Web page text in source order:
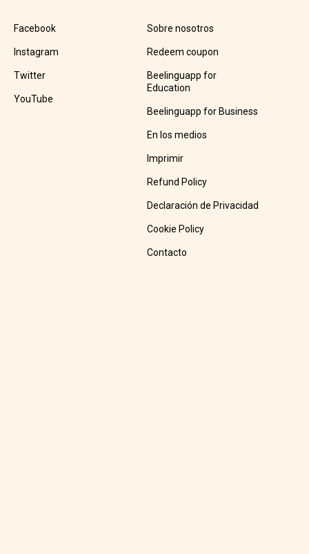
Facebook
Instagram
Twitter
YouTube
Sobre nosotros
Redeem coupon
Beelinguapp for
Education
Beelinguapp for Business
En los medios
Imprimir
Refund Policy
Declaración de Privacidad
Cookie Policy
Contacto